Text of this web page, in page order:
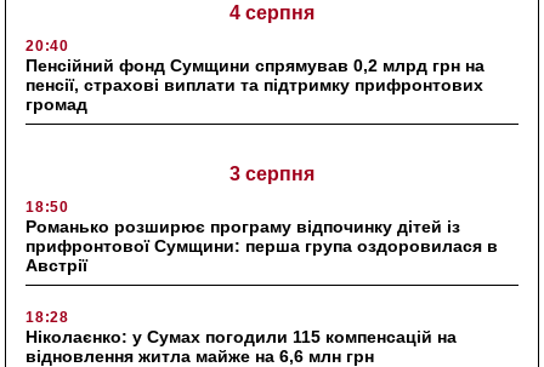
4 серпня
20:40
Пенсійний фонд Сумщини спрямував 0,2 млрд грн на
пенсії, страхові виплати та підтримку прифронтових
громад
3 серпня
18:50
Романько розширює програму відпочинку дітей із
прифронтової Сумщини: перша група оздоровилася в
Австрії
18:28
Ніколаєнко: у Сумах погодили 115 компенсацій на
відновлення житла майже на 6,6 млн грн